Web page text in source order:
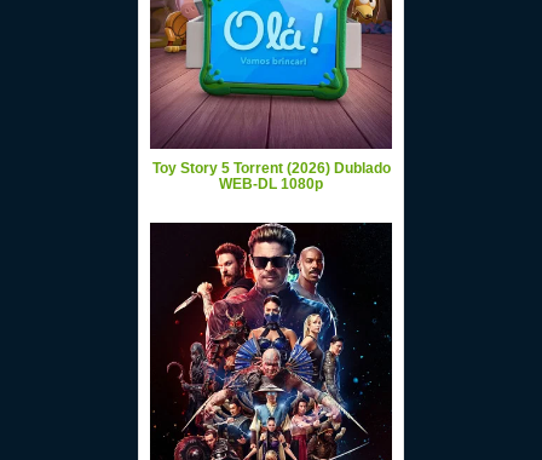
Toy Story 5 Torrent (2026) Dublado
WEB-DL 1080p